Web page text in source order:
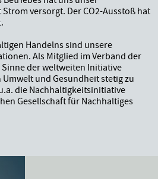
versorgt. Der CO2-Ausstoß hat
Handelns sind unsere
Als Mitglied im Verband der
der weltweiten Initiative
und Gesundheit stetig zu
die Nachhaltigkeitsinitiative
Gesellschaft für Nachhaltiges